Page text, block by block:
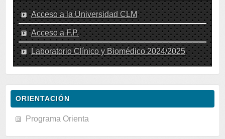
Acceso a la Universidad CLM
Acceso a F.P.
Laboratorio Clínico y Biomédico 2024/2025
ORIENTACIÓN
Programa Orienta